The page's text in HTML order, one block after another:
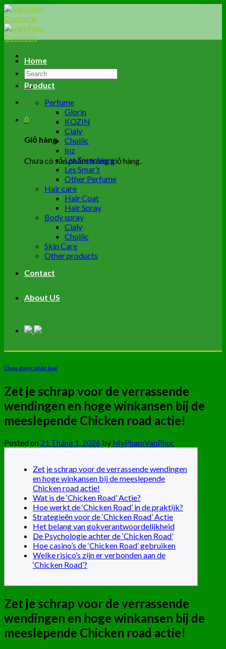
Skip
to
content
Tìm
kiếm:
0
Giỏ hàng
Chưa có sản phẩm trong giỏ hàng.
Home
Product
Perfume
Glorin
KOZIN
Cialy
Choilic
Inz
Les Frenchises
Les Smar’t
Other Perfume
Hair care
Hair Coat
Hair Spray
Body spray
Cialy
Choilic
Skin Care
Other products
Contact
About US
Chưa được phân loại
Zet je schrap voor de verrassende
wendingen en hoge winkansen bij de
meeslepende Chicken road actie!
Posted on 21 Tháng 1, 2026 by MyPhamVanPhuc
Zet je schrap voor de verrassende wendingen
en hoge winkansen bij de meeslepende
Chicken road actie!
Wat is de ‘Chicken Road’ Actie?
Hoe werkt de ‘Chicken Road’ in de praktijk?
Strategieën voor de ‘Chicken Road’ Actie
Het belang van gokverantwoordelijkheid
De Psychologie achter de ‘Chicken Road’
Hoe casino’s de ‘Chicken Road’ gebruiken
Welke risico’s zijn er verbonden aan de
‘Chicken Road’?
Zet je schrap voor de verrassende
wendingen en hoge winkansen bij de
meeslepende Chicken road actie!